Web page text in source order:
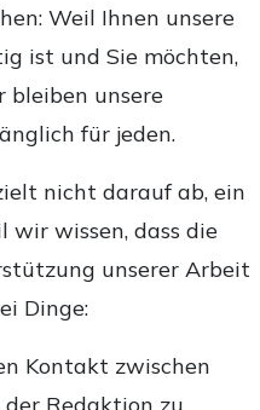
Weil Ihnen unsere
ist und Sie möchten,
bleiben unsere
für jeden.
nicht darauf ab, ein
wir wissen, dass die
unserer Arbeit
Dinge:
Kontakt zwischen